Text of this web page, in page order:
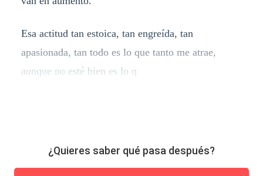
Esa actitud tan estoica, tan engreída, tan
apasionada, tan todo es lo que tanto me atrae,
aunque no esté bien es lo q
¿Quieres saber qué pasa después?